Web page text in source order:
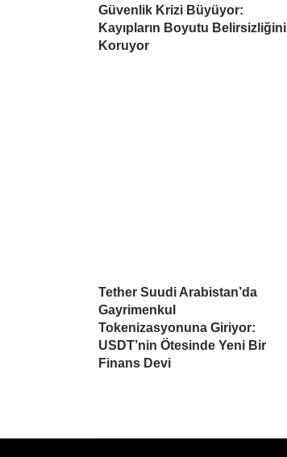
Güvenlik Krizi Büyüyor:
Kayıpların Boyutu Belirsizliğini
Koruyor
Tether Suudi Arabistan’da
Gayrimenkul
Tokenizasyonuna Giriyor:
USDT’nin Ötesinde Yeni Bir
Finans Devi